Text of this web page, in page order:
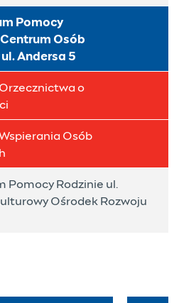
Pomocy
Osób
Andersa 5
o
Osób
Pomocy Rodzinie ul.
Ośrodek Rozwoju